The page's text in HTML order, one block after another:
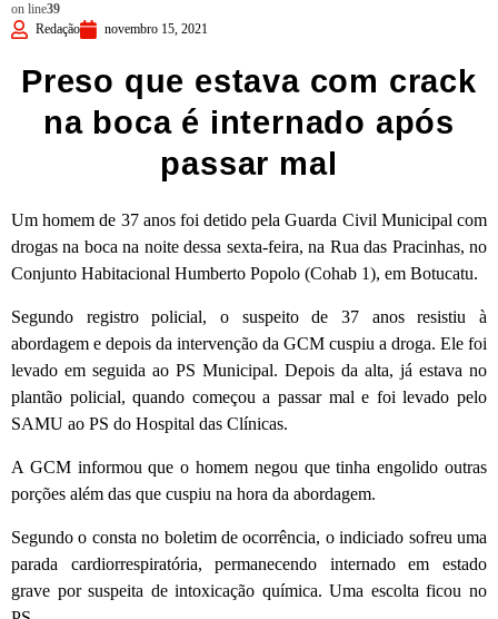
on line39
Redação
novembro 15, 2021
Preso que estava com crack
na boca é internado após
passar mal
Um homem de 37 anos foi detido pela Guarda Civil Municipal com
drogas na boca na noite dessa sexta-feira, na Rua das Pracinhas, no
Conjunto Habitacional Humberto Popolo (Cohab 1), em Botucatu.
Segundo registro policial, o suspeito de 37 anos resistiu à
abordagem e depois da intervenção da GCM cuspiu a droga. Ele foi
levado em seguida ao PS Municipal. Depois da alta, já estava no
plantão policial, quando começou a passar mal e foi levado pelo
SAMU ao PS do Hospital das Clínicas.
A GCM informou que o homem negou que tinha engolido outras
porções além das que cuspiu na hora da abordagem.
Segundo o consta no boletim de ocorrência, o indiciado sofreu uma
parada cardiorrespiratória, permanecendo internado em estado
grave por suspeita de intoxicação química. Uma escolta ficou no